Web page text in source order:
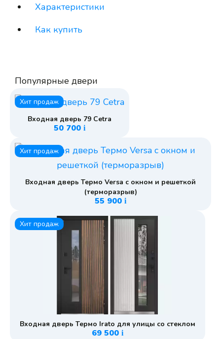
Характеристики
Как купить
Популярные двери
Хит продаж
Входная дверь 79 Cetra
50 700 i
Хит продаж
Входная дверь Термо Versa с окном и решеткой
(терморазрыв)
55 900 i
Хит продаж
Входная дверь Термо Irato для улицы со стеклом
69 500 i